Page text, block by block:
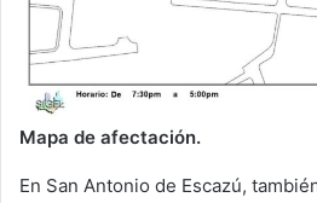
Mapa de afectación.
En San Antonio de Escazú,